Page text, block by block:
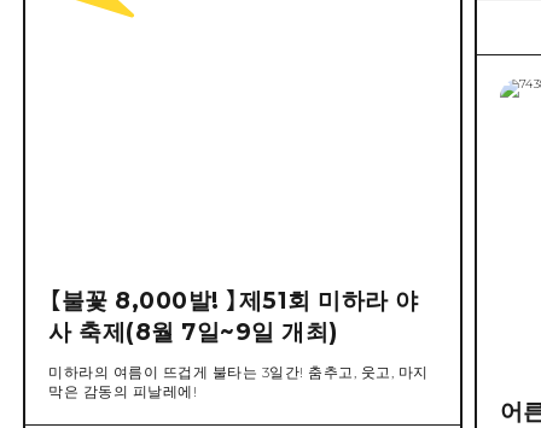
【불꽃 8,000발! 】제51회 미하라 야
사 축제(8월 7일~9일 개최)
미하라의 여름이 뜨겁게 불타는 3일간! 춤추고, 웃고, 마지
막은 감동의 피날레에!
어